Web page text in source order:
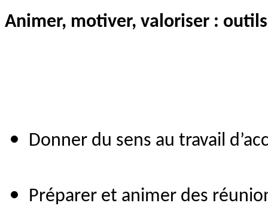
Animer, motiver, valoriser :
Donner du sens au travail
Préparer et animer des